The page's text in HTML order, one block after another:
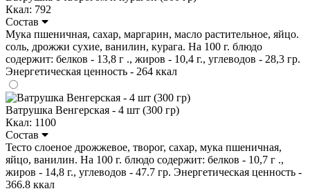
Ккал: 792
Состав
Мука пшеничная, сахар, маргарин, масло растительное, яйцо.
соль, дрожжи сухие, ванилин, курага. На 100 г. блюдо
содержит: белков - 13,8 г ., жиров - 10,4 г., углеводов - 28,3 гр.
Энергетическая ценность - 264 ккал
Ватрушка Венгерская - 4 шт (300 гр)
Ккал: 1100
Состав
Тесто слоеное дрожжевое, творог, сахар, мука пшеничная,
яйцо, ванилин. На 100 г. блюдо содержит: белков - 10,7 г .,
жиров - 14,8 г., углеводов - 47.7 гр. Энергетическая ценность -
366.8 ккал